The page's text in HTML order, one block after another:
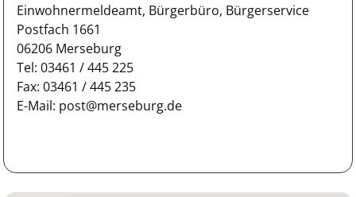
Einwohnermeldeamt, Bürgerbüro, Bürgerservice
Postfach 1661
06206 Merseburg
Tel: 03461 / 445 225
Fax: 03461 / 445 235
E-Mail: post@merseburg.de